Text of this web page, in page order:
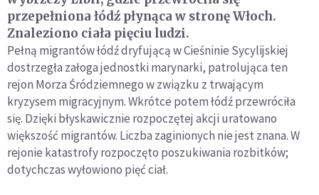
przepełniona łódź płynąca w stronę Włoch.
Znaleziono ciała pięciu ludzi.
Pełną migrantów łódź dryfującą w Cieśninie Sycylijskiej
dostrzegła załoga jednostki marynarki, patrolująca ten
rejon Morza Śródziemnego w związku z trwającym
kryzysem migracyjnym. Wkrótce potem łódź przewróciła
się. Dzięki błyskawicznie rozpoczętej akcji uratowano
większość migrantów. Liczba zaginionych nie jest znana. W
rejonie katastrofy rozpoczęto poszukiwania rozbitków;
dotychczas wyłowiono pięć ciał.